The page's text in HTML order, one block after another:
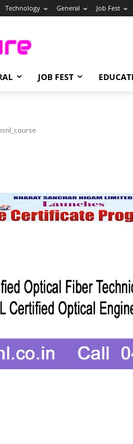
Technology General Job Fest
JOB FEST